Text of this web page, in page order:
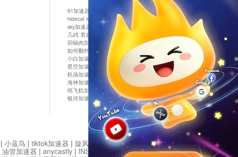
91加速器 bluelayer加速器
clash节点
hidecat kuai500 panda加速器
plex加速器
sky加速器
telegram加速器 中信加速器
云梯加速器
几鸡 君越加速器 哔咔漫画加速器
唐师傅加速器
回锅肉加速器
坚果加速器 壹点加速器
如何翻外墙网站 小哈vp加速器
小火箭加速器
小白加速器
布谷vp加速器 心阶云 快连
星空加速器
最新版clash安卓下载
月光加速器
机场加速器
松果云 极快加速器
梯子加速器
海神加速器
猴王加速器 神灯vp加速器
纸飞机加速器
蓝泡加速器 西游加速器
起飞加速器
银河加速器 鱼跃加速器 鹰眼加速器 黑洞加速版
| 小蓝鸟 | tiktok加速器 | 旋风加速度器|旋风加速 |
油管加速器 | anycastly | INS加速器|INS加速器免费版